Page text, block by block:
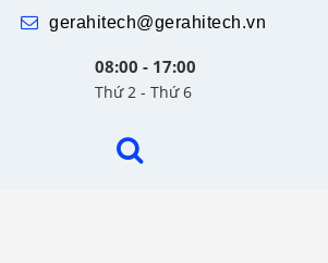
gerahitech@gerahitech.vn
08:00 - 17:00
Thứ 2 - Thứ 6